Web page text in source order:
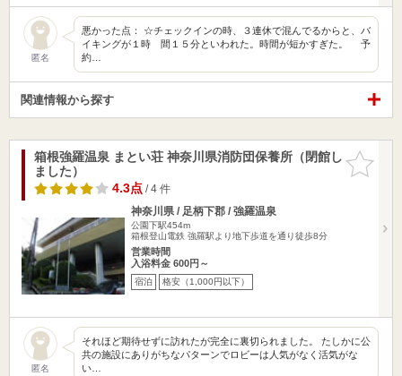
匿名
悪かった点： ☆チェックインの時、３連休で混んでるからと、バ
イキングが１時 間１５分といわれた。時間が短かすぎた。 予
約…
関連情報から探す
お気に入
りに追加
箱根強羅温泉 まとい荘 神奈川県消防団保養所（閉館し
ました）
4.3点/ 4 件
神奈川県 / 足柄下郡 / 強羅温泉
公園下駅454m
箱根登山電鉄 強羅駅より地下歩道を通り徒歩8分
営業時間
入浴料金 600円～
宿泊 格安（1,000円以下）
匿名
それほど期待せずに訪れたが完全に裏切られました。 たしかに公
共の施設にありがちなパターンでロビーは人気がなく活気がな
い…